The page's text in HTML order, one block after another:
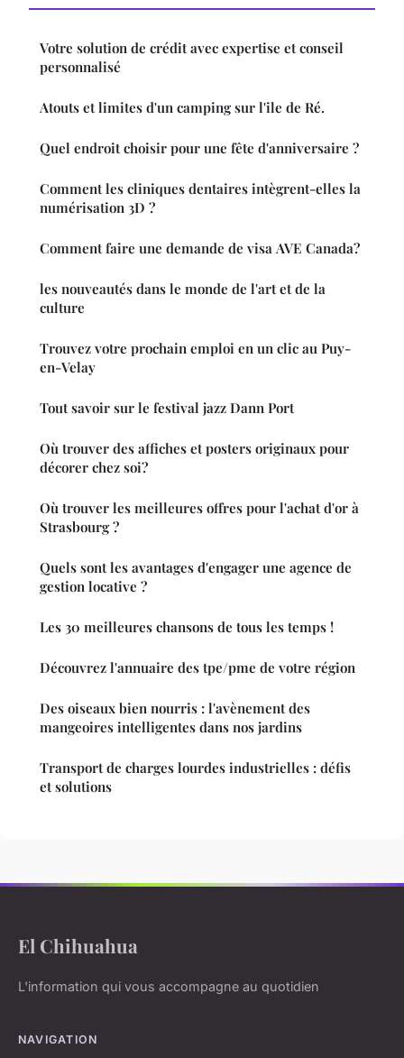
Votre solution de crédit avec expertise et conseil
personnalisé
Atouts et limites d'un camping sur l'ile de Ré.
Quel endroit choisir pour une fête d'anniversaire ?
Comment les cliniques dentaires intègrent-elles la
numérisation 3D ?
Comment faire une demande de visa AVE Canada?
les nouveautés dans le monde de l'art et de la
culture
Trouvez votre prochain emploi en un clic au Puy-
en-Velay
Tout savoir sur le festival jazz Dann Port
Où trouver des affiches et posters originaux pour
décorer chez soi?
Où trouver les meilleures offres pour l'achat d'or à
Strasbourg ?
Quels sont les avantages d'engager une agence de
gestion locative ?
Les 30 meilleures chansons de tous les temps !
Découvrez l'annuaire des tpe/pme de votre région
Des oiseaux bien nourris : l'avènement des
mangeoires intelligentes dans nos jardins
Transport de charges lourdes industrielles : défis
et solutions
El Chihuahua
L'information qui vous accompagne au quotidien
NAVIGATION